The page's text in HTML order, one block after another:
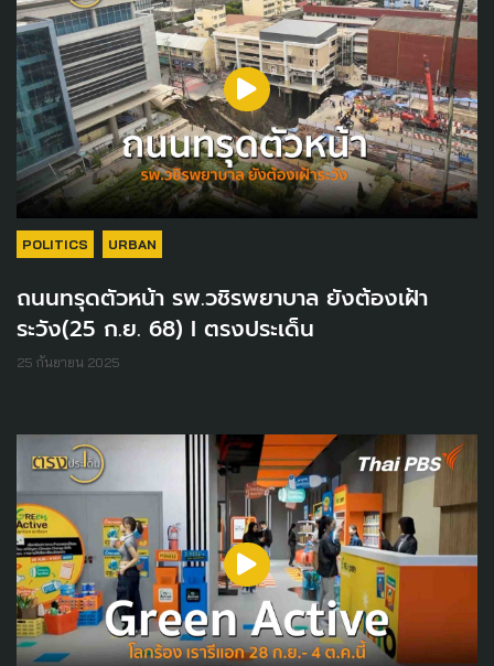
POLITICS URBAN
ถนนทรุดตัวหน้า รพ.วชิรพยาบาล ยังต้องเฝ้า
ระวัง(25 ก.ย. 68) I ตรงประเด็น
25 กันยายน 2025